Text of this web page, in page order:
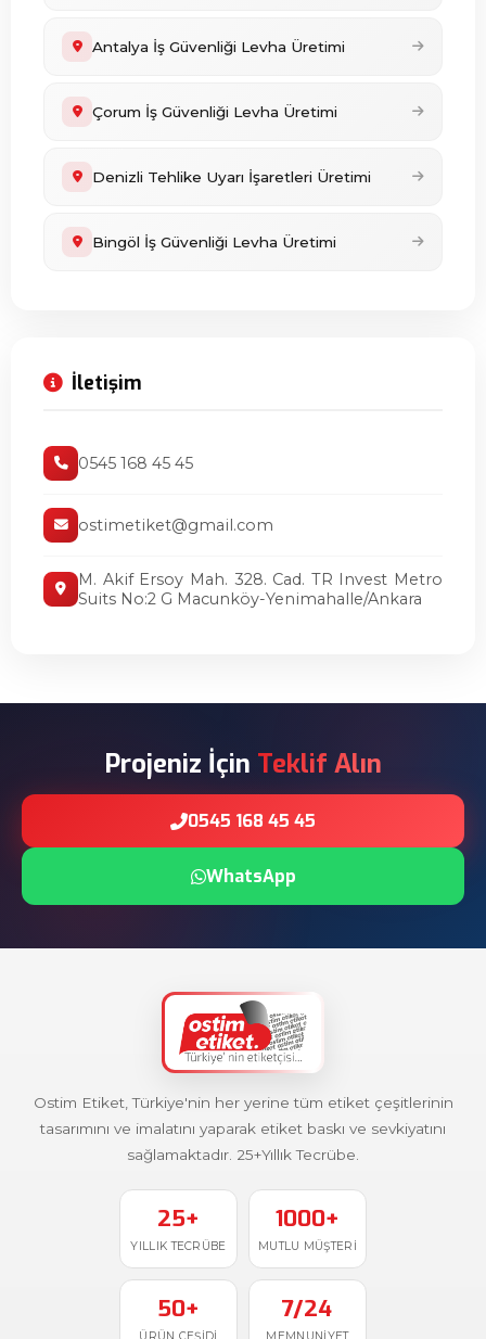
Antalya İş Güvenliği Levha Üretimi
Çorum İş Güvenliği Levha Üretimi
Denizli Tehlike Uyarı İşaretleri Üretimi
Bingöl İş Güvenliği Levha Üretimi
İletişim
0545 168 45 45
ostimetiket@gmail.com
M. Akif Ersoy Mah. 328. Cad. TR Invest Metro
Suits No:2 G Macunköy-Yenimahalle/Ankara
Projeniz İçin Teklif Alın
0545 168 45 45
WhatsApp
Ostim Etiket, Türkiye'nin her yerine tüm etiket çeşitlerinin
tasarımını ve imalatını yaparak etiket baskı ve sevkiyatını
sağlamaktadır. 25+Yıllık Tecrübe.
25+
YILLIK TECRÜBE
1000+
MUTLU MÜŞTERI
50+ 7/24